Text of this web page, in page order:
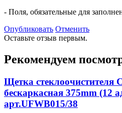
- Поля, обязательные для
Опубликовать Отменить
Оставьте отзыв первым.
Рекомендуем
Щетка стеклоочистителя
бескаркасная 375mm (12
арт.UFWB015/38